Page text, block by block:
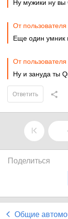
Ну мужики ну вы
От пользователя
Еще один умник
От пользователя
Ну и зануда ты
Ответить
Поделиться
Общие